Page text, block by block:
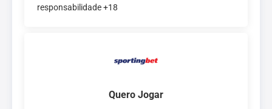
responsabilidade +18
Quero Jogar